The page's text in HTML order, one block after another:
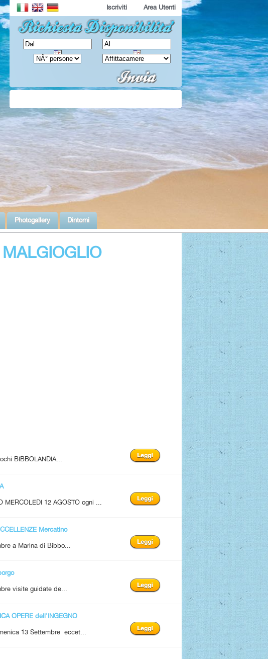
Iscriviti Area Utenti
Photogallery Dintorni
BIBBOLANDIA...
12 AGOSTO ogni ...
Mercatino
a Marina di Bibbo...
visite guidate de...
OPERE dell'INGEGNO
13 Settembre eccet...